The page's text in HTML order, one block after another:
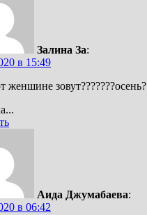
Залина За:
в 15:49
женшине зовут???????осень?
Аида Джумабаева:
в 06:42